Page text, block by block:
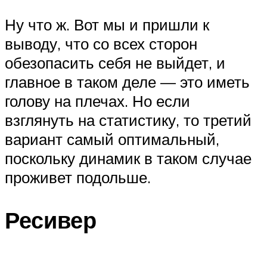
Ну что ж. Вот мы и пришли к
выводу, что со всех сторон
обезопасить себя не выйдет, и
главное в таком деле — это иметь
голову на плечах. Но если
взглянуть на статистику, то третий
вариант самый оптимальный,
поскольку динамик в таком случае
проживет подольше.
Ресивер